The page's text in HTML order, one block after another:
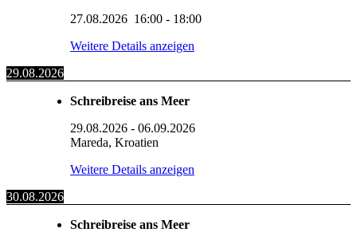
27.08.2026 16:00 - 18:00
Weitere Details anzeigen
29.08.2026
Schreibreise ans Meer
29.08.2026 - 06.09.2026
Mareda, Kroatien
Weitere Details anzeigen
30.08.2026
Schreibreise ans Meer